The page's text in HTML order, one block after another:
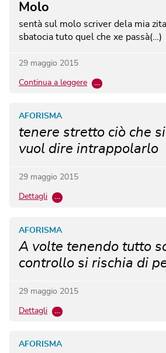
Molo
sentà sul molo scriver dela mia
sbatocia tuto quel che xe passà(…)
29 maggio 2015
Continua a leggere …
tenere stretto ciò che
vuol dire intrappolarlo
AFORISMA
29 maggio 2015
Dettagli …
A volte tenendo tutto
controllo si rischia di
AFORISMA
29 maggio 2015
Dettagli …
AFORISMA